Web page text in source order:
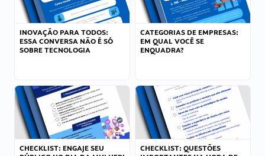
INOVAÇÃO PARA TODOS:
ESSA CONVERSA NÃO É SÓ
SOBRE TECNOLOGIA
CATEGORIAS DE EMPRESAS:
EM QUAL VOCÊ SE
ENQUADRA?
CHECKLIST: ENGAJE SEU
CHECKLIST: QUESTÕES